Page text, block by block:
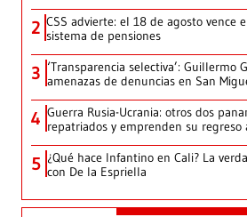
2 CSS advierte: el 18 de agosto vence
sistema de pensiones
3 ‘Transparencia selectiva’: Guillermo
amenazas de denuncias en San
4 Guerra Rusia-Ucrania: otros dos
repatriados y emprenden su regreso
5 ¿Qué hace Infantino en Cali? La
con De la Espriella